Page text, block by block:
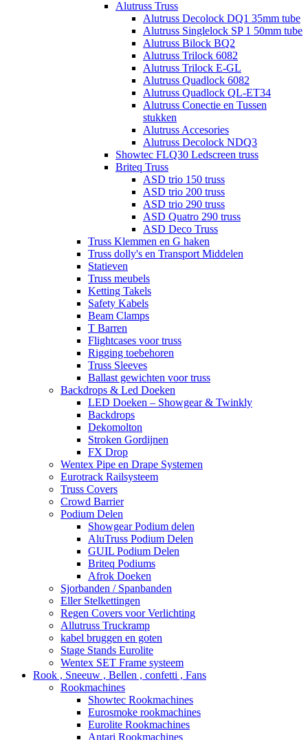
Alutruss Truss
Alutruss Decolock DQ1 35mm tube
Alutruss Singlelock SP 1 50mm tube
Alutruss Bilock BQ2
Alutruss Trilock 6082
Alutruss Trilock E-GL
Alutruss Quadlock 6082
Alutruss Quadlock QL-ET34
Alutruss Conectie en Tussen
stukken
Alutruss Accesories
Alutruss Decolock NDQ3
Showtec FLQ30 Ledscreen truss
Briteq Truss
ASD trio 150 truss
ASD trio 200 truss
ASD trio 290 truss
ASD Quatro 290 truss
ASD Deco Truss
Truss Klemmen en G haken
Truss dolly's en Transport Middelen
Statieven
Truss meubels
Ketting Takels
Safety Kabels
Beam Clamps
T Barren
Flightcases voor truss
Rigging toebehoren
Truss Sleeves
Ballast gewichten voor truss
Backdrops & Led Doeken
LED Doeken – Showgear & Twinkly
Backdrops
Dekomolton
Stroken Gordijnen
FX Drop
Wentex Pipe en Drape Systemen
Eurotrack Railsysteem
Truss Covers
Crowd Barrier
Podium Delen
Showgear Podium delen
AluTruss Podium Delen
GUIL Podium Delen
Briteq Podiums
Afrok Doeken
Sjorbanden / Spanbanden
Eller Stelkettingen
Regen Covers voor Verlichting
Allutruss Truckramp
kabel bruggen en goten
Stage Stands Eurolite
Wentex SET Frame systeem
Rook , Sneeuw , Bellen , confetti , Fans
Rookmachines
Showtec Rookmachines
Eurosmoke rookmachines
Eurolite Rookmachines
Antari Rookmachines